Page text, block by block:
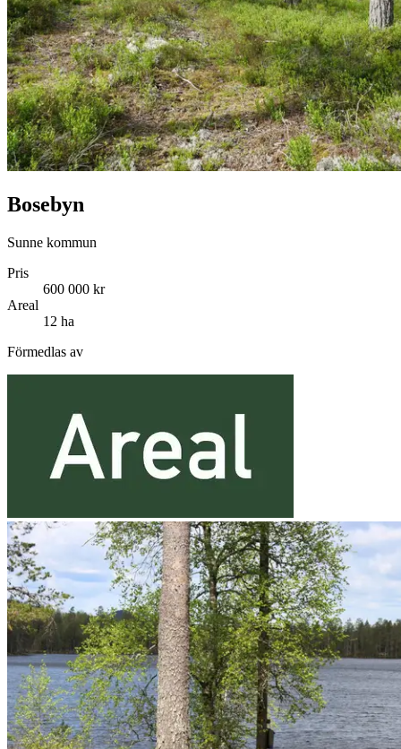
Bosebyn
Sunne kommun
Pris
600 000 kr
Areal
12 ha
Förmedlas av